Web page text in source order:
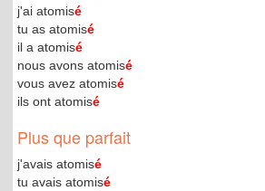
j'ai atomisé
tu as atomisé
il a atomisé
nous avons atomisé
vous avez atomisé
ils ont atomisé
Plus que parfait
j'avais atomisé
tu avais atomisé